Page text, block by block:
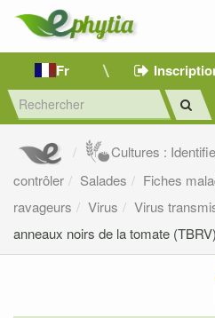
Fr
Cultures :
contrôler
Salades
Fiches
ravageurs
Virus Virus
anneaux noirs de la tomate (TBRV)